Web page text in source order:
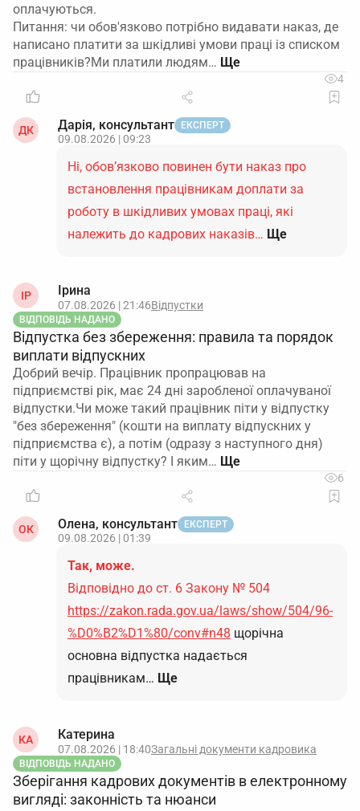
оплачуються.
Питання: чи обов'язково потрібно видавати наказ, де
написано платити за шкідливі умови праці із списком
працівників?Ми платили людям…
4
ДК Дарія, консультант ЕКСПЕРТ
09.08.2026 | 09:23
Ні, обов’язково повинен бути наказ про
встановлення працівникам доплати за
роботу в шкідливих умовах праці, які
належить до кадрових наказів… Ще
ІР Ірина
07.08.2026 | 21:46Відпустки
ВІДПОВІДЬ НАДАНО
Відпустка без збереження: правила та порядок
виплати відпускних
Добрий вечір. Працівник пропрацював на
підприємстві рік, має 24 дні заробленої оплачуваної
відпустки.Чи може такий працівник піти у відпустку
"без збереження" (кошти на виплату відпускних у
підприємства є), а потім (одразу з наступного дня)
піти у щорічну відпустку? І яким…
6
ОК Олена, консультант ЕКСПЕРТ
09.08.2026 | 01:39
Так, може.
Відповідно до ст. 6 Закону № 504
https://zakon.rada.gov.ua/laws/show/504/96-
%D0%B2%D1%80/conv#n48 щорічна
основна відпустка надається
працівникам… Ще
КА Катерина
07.08.2026 | 18:40Загальні документи кадровика
ВІДПОВІДЬ НАДАНО
Зберігання кадрових документів в електронному
вигляді: законність та нюанси